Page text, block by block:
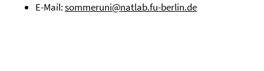
E-Mail:sommeruni@natlab.fu-berlin.de